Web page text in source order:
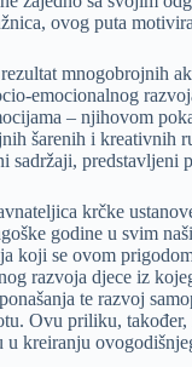
ovog puta
mnogobrojnih
emocionalnog
– njihovom
šarenih i kreativnih
predstavljeni
krčke
godine u svim
koji se ovom
razvoja djece iz
te razvoj
Ovu priliku,
kreiranju